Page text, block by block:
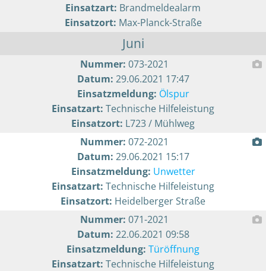
Einsatzart: Brandmeldealarm
Einsatzort: Max-Planck-Straße
Juni
Nummer: 073-2021
Datum: 29.06.2021 17:47
Einsatzmeldung: Ölspur
Einsatzart: Technische Hilfeleistung
Einsatzort: L723 / Mühlweg
Nummer: 072-2021
Datum: 29.06.2021 15:17
Einsatzmeldung: Unwetter
Einsatzart: Technische Hilfeleistung
Einsatzort: Heidelberger Straße
Nummer: 071-2021
Datum: 22.06.2021 09:58
Einsatzmeldung: Türöffnung
Einsatzart: Technische Hilfeleistung